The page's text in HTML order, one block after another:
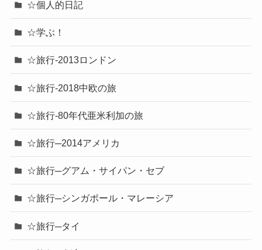
☆個人的日記
☆学ぶ！
☆旅行-2013ロンドン
☆旅行-2018中欧の旅
☆旅行-80年代亜米利加の旅
☆旅行─2014アメリカ
☆旅行─グアム・サイパン・セブ
☆旅行─シンガポール・マレーシア
☆旅行─タイ